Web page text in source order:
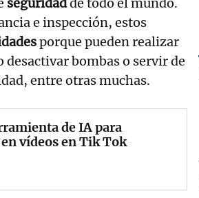
e inspección, estos
porque pueden realizar
bombas o servir de
entre otras muchas.
de IA para
vídeos en Tik Tok